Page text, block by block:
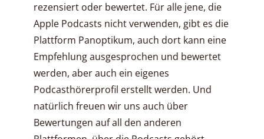
rezensiert oder bewertet. Für alle jene, die
Apple Podcasts nicht verwenden, gibt es die
Plattform Panoptikum, auch dort kann eine
Empfehlung ausgesprochen und bewertet
werden, aber auch ein eigenes
Podcasthörerprofil erstellt werden. Und
natürlich freuen wir uns auch über
Bewertungen auf all den anderen